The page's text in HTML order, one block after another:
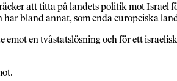
att titta på landets politik mot Israel
bland annat, som enda europeiska
en tvåstatslösning och för ett